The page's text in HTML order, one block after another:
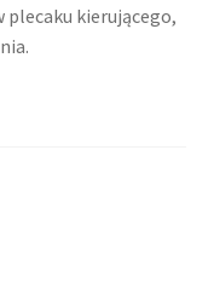
plecaku kierującego,